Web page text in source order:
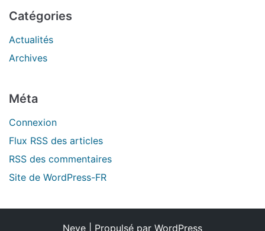
Catégories
Actualités
Archives
Méta
Connexion
Flux RSS des articles
RSS des commentaires
Site de WordPress-FR
Neve | Propulsé par WordPress